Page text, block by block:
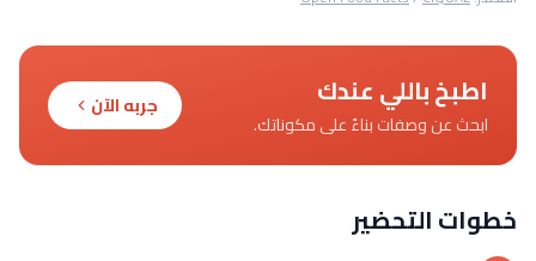
اطبخ باللي عندك
ابحث عن وصفات بناءً على مكوناتك.
جربه الآن
خطوات التحضير